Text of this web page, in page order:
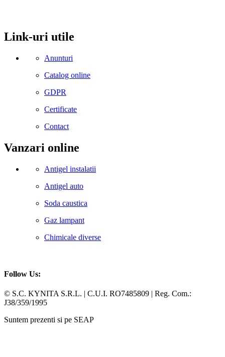
Link-uri utile
Anunturi
Catalog online
GDPR
Certificate
Contact
Vanzari online
Antigel instalatii
Antigel auto
Soda caustica
Gaz lampant
Chimicale diverse
Follow Us:
Facebook
Whatsapp
© S.C. KYNITA S.R.L. | C.U.I. RO7485809 | Reg. Com.:
J38/359/1995
Suntem prezenti si pe SEAP